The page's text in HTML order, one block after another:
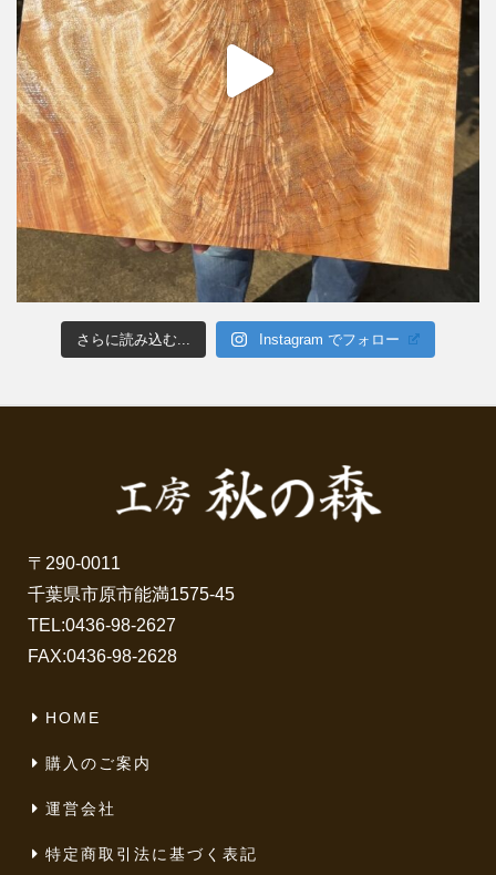
さらに読み込む... Instagram でフォロー
〒290-0011
千葉県市原市能満1575-45
TEL:0436-98-2627
FAX:0436-98-2628
HOME
購入のご案内
運営会社
特定商取引法に基づく表記